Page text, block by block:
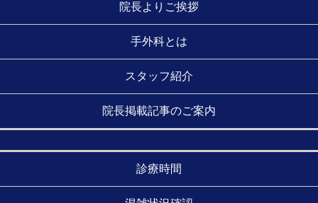
院長よりご挨拶
手外科とは
スタッフ紹介
院長掲載記事のご案内
診療時間